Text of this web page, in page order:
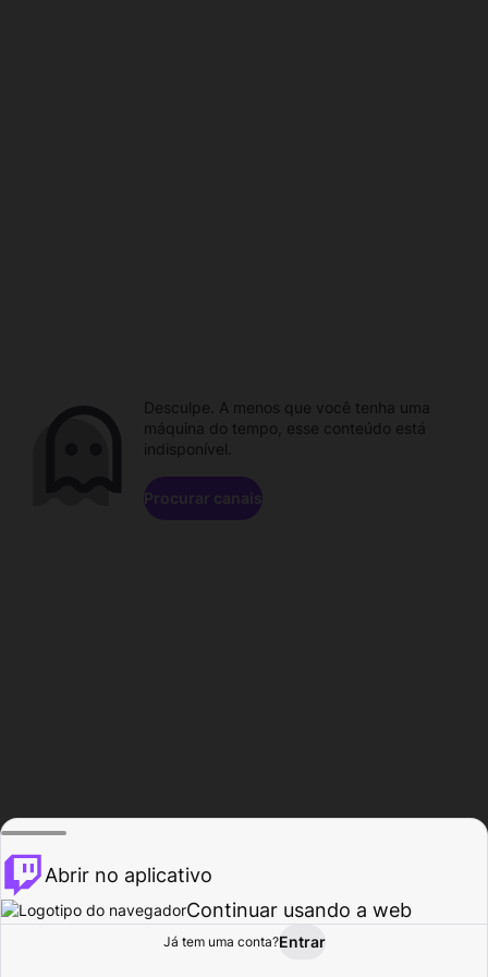
Procurar Atividade
Desculpe. A menos que você tenha uma
máquina do tempo, esse conteúdo está
indisponível.
Procurar canais
Abrir no aplicativo
Continuar usando a web
Já tem uma conta?Entrar